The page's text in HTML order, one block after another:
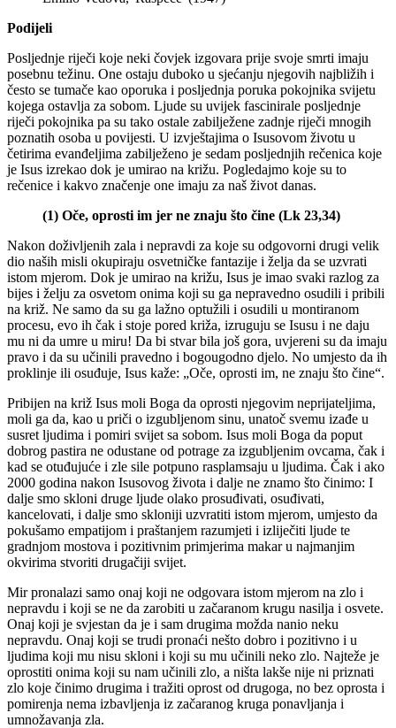
Podijeli
Posljednje riječi koje neki čovjek izgovara prije svoje smrti imaju
posebnu težinu. One ostaju duboko u sjećanju njegovih najbližih i
često se tumače kao oporuka i posljednja poruka pokojnika svijetu
kojega ostavlja za sobom. Ljude su uvijek fascinirale posljednje
riječi pokojnika pa su tako ostale zabilježene zadnje riječi mnogih
poznatih osoba u povijesti. U izvještajima o Isusovom životu u
četirima evanđeljima zabilježeno je sedam posljednjih rečenica koje
je Isus izrekao dok je umirao na križu. Pogledajmo koje su to
rečenice i kakvo značenje one imaju za naš život danas.
(1) Oče, oprosti im jer ne znaju što čine (Lk 23,34)
Nakon doživljenih zala i nepravdi za koje su odgovorni drugi velik
dio naših misli okupiraju osvetničke fantazije i želja da se uzvrati
istom mjerom. Dok je umirao na križu, Isus je imao svaki razlog za
bijes i želju za osvetom onima koji su ga nepravedno osudili i pribili
na križ. Ne samo da su ga lažno optužili i osudili u montiranom
procesu, evo ih čak i stoje pored križa, izruguju se Isusu i ne daju
mu ni da umre u miru! Da bi stvar bila još gora, uvjereni su da imaju
pravo i da su učinili pravedno i bogougodno djelo. No umjesto da ih
proklinje ili osuđuje, Isus kaže: „Oče, oprosti im, ne znaju što čine“.
Pribijen na križ Isus moli Boga da oprosti njegovim neprijateljima,
moli ga da, kao u priči o izgubljenom sinu, unatoč svemu izađe u
susret ljudima i pomiri svijet sa sobom. Isus moli Boga da poput
dobrog pastira ne odustane od potrage za izgubljenim ovcama, čak i
kad se otuđujuće i zle sile potpuno rasplamsaju u ljudima. Čak i ako
2000 godina nakon Isusovog života i dalje ne znamo što činimo: I
dalje smo skloni druge ljude olako prosuđivati, osuđivati,
kancelovati, i dalje smo skloniji uzvratiti istom mjerom, umjesto da
pokušamo empatijom i praštanjem razumjeti i izliječiti ljude te
gradnjom mostova i pozitivnim primjerima makar u najmanjim
okvirima stvoriti drugačiji svijet.
Mir pronalazi samo onaj koji ne odgovara istom mjerom na zlo i
nepravdu i koji se ne da zarobiti u začaranom krugu nasilja i osvete.
Onaj koji je svjestan da je i sam drugima možda nanio neku
nepravdu. Onaj koji se trudi pronaći nešto dobro i pozitivno i u
ljudima koji mu nisu skloni i koji su mu učinili neko zlo. Najteže je
oprostiti onima koji su nam učinili zlo, a ništa lakše nije ni priznati
zlo koje činimo drugima i tražiti oprost od drugoga, no bez oprosta i
pomirenja nema izbavljenja iz začaranog kruga ponavljanja i
umnožavanja zla.